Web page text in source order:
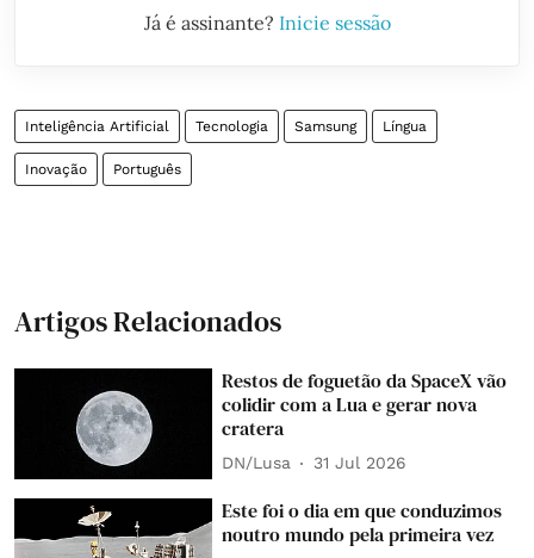
Já é assinante? Inicie sessão
Inteligência Artificial Tecnologia Samsung Língua
Inovação Português
Artigos Relacionados
Restos de foguetão da SpaceX vão
colidir com a Lua e gerar nova
cratera
DN/Lusa 31 Jul 2026
Este foi o dia em que conduzimos
noutro mundo pela primeira vez